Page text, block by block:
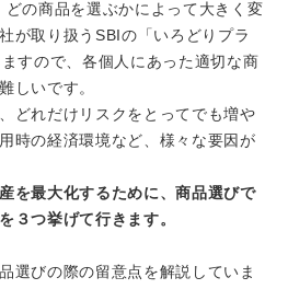
の商品を選ぶかによって大きく変
が取り扱うSBIの「いろどりプラ
すので、各個人にあった適切な商
しいです。
どれだけリスクをとってでも増や
時の経済環境など、様々な要因が
を最大化するために、商品選びで
３つ挙げて行きます。
選びの際の留意点を解説していま